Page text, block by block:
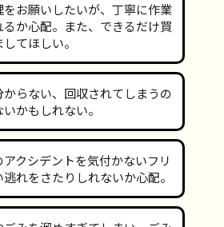
をお願いしたいが、丁寧に作業
るか心配。また、できるだけ買
てほしい。
からない、回収されてしまうの
かもしれない。
アクシデントを気付かないフリ
れをさたりしれないか心配。